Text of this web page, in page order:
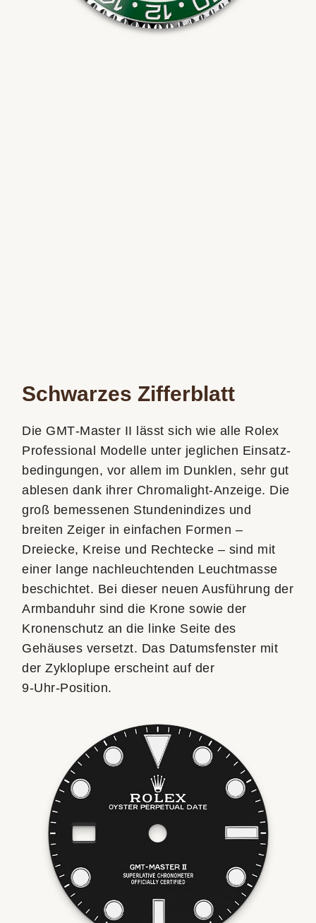
Schwarzes Zifferblatt
Die GMT‑Master II lässt sich wie alle Rolex
Professional Modelle unter jeglichen Einsatz­
bedingungen, vor allem im Dunklen, sehr gut
ablesen dank ihrer Chromalight-Anzeige. Die
groß bemessenen Stundenindizes und
breiten Zeiger in einfachen Formen –
Dreiecke, Kreise und Rechtecke – sind mit
einer lange nachleuchtenden Leuchtmasse
beschichtet. Bei dieser neuen Ausführung der
Armbanduhr sind die Krone sowie der
Kronenschutz an die linke Seite des
Gehäuses versetzt. Das Datumsfenster mit
der Zykloplupe erscheint auf der
9‑Uhr‑Position.